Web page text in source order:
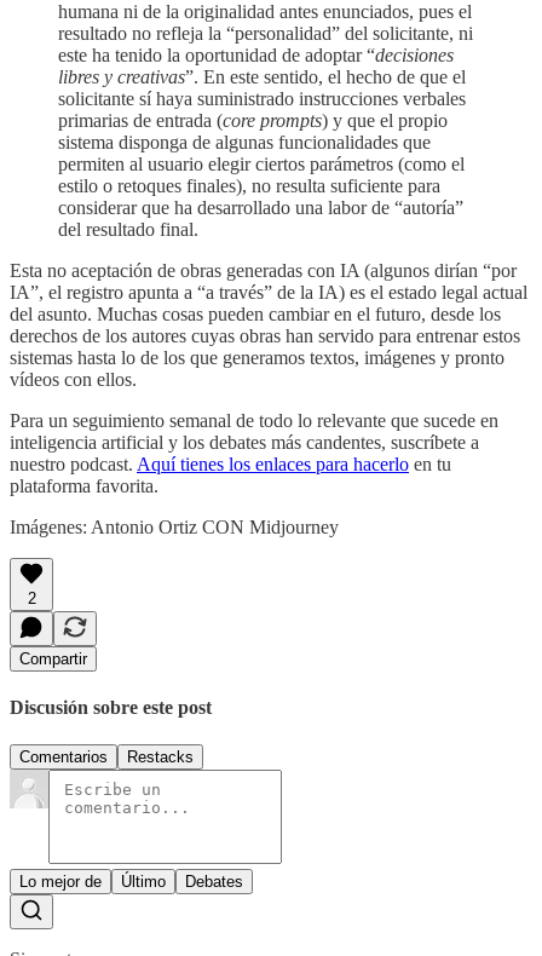
humana ni de la originalidad antes enunciados, pues el
resultado no refleja la “personalidad” del solicitante, ni
este ha tenido la oportunidad de adoptar “decisiones
libres y creativas”. En este sentido, el hecho de que el
solicitante sí haya suministrado instrucciones verbales
primarias de entrada (core prompts) y que el propio
sistema disponga de algunas funcionalidades que
permiten al usuario elegir ciertos parámetros (como el
estilo o retoques finales), no resulta suficiente para
considerar que ha desarrollado una labor de “autoría”
del resultado final.
Esta no aceptación de obras generadas con IA (algunos dirían “por
IA”, el registro apunta a “a través” de la IA) es el estado legal actual
del asunto. Muchas cosas pueden cambiar en el futuro, desde los
derechos de los autores cuyas obras han servido para entrenar estos
sistemas hasta lo de los que generamos textos, imágenes y pronto
vídeos con ellos.
Para un seguimiento semanal de todo lo relevante que sucede en
inteligencia artificial y los debates más candentes, suscríbete a
nuestro podcast. Aquí tienes los enlaces para hacerlo en tu
plataforma favorita.
Imágenes: Antonio Ortiz CON Midjourney
2
Compartir
Discusión sobre este post
Comentarios Restacks
Lo mejor de Último Debates